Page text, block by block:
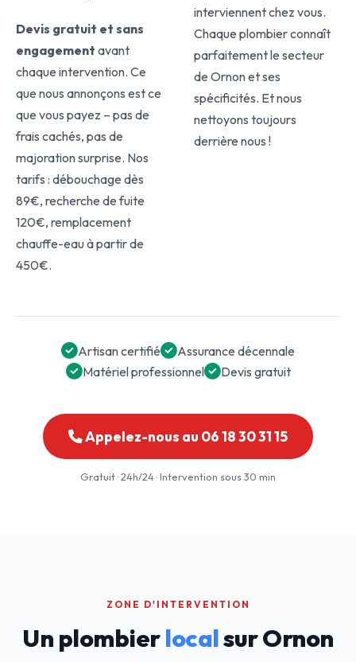
Devis gratuit et sans
engagement avant
chaque intervention. Ce
que nous annonçons est ce
que vous payez – pas de
frais cachés, pas de
majoration surprise. Nos
tarifs : débouchage dès
89€, recherche de fuite
120€, remplacement
chauffe-eau à partir de
450€.
interviennent chez vous.
Chaque plombier connaît
parfaitement le secteur
de Ornon et ses
spécificités. Et nous
nettoyons toujours
derrière nous !
Artisan certifié
Assurance décennale
Matériel professionnel
Devis gratuit
Appelez-nous au 06 18 30 31 15
Gratuit · 24h/24 · Intervention sous 30 min
ZONE D'INTERVENTION
Un plombierlocalsur Ornon